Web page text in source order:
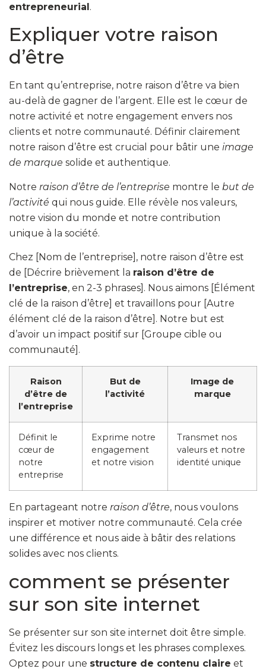
entrepreneurial.
Expliquer votre raison
d’être
En tant qu’entreprise, notre raison d’être va bien
au-delà de gagner de l’argent. Elle est le cœur de
notre activité et notre engagement envers nos
clients et notre communauté. Définir clairement
notre raison d’être est crucial pour bâtir une image
de marque solide et authentique.
Notre raison d’être de l’entreprise montre le but de
l’activité qui nous guide. Elle révèle nos valeurs,
notre vision du monde et notre contribution
unique à la société.
Chez [Nom de l’entreprise], notre raison d’être est
de [Décrire brièvement la raison d’être de
l’entreprise, en 2-3 phrases]. Nous aimons [Élément
clé de la raison d’être] et travaillons pour [Autre
élément clé de la raison d’être]. Notre but est
d’avoir un impact positif sur [Groupe cible ou
communauté].
Raison
d’être de
l’entreprise
But de
l’activité
Image de
marque
Définit le
cœur de
notre
entreprise
Exprime notre
engagement
et notre vision
Transmet nos
valeurs et notre
identité unique
En partageant notre raison d’être, nous voulons
inspirer et motiver notre communauté. Cela crée
une différence et nous aide à bâtir des relations
solides avec nos clients.
comment se présenter
sur son site internet
Se présenter sur son site internet doit être simple.
Évitez les discours longs et les phrases complexes.
Optez pour une structure de contenu claire et